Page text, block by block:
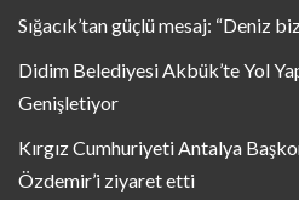
Sığacık’tan güçlü mesaj: “Deniz
Didim Belediyesi Akbük’te Yol
Genişletiyor
Kırgız Cumhuriyeti Antalya
Özdemir’i ziyaret etti